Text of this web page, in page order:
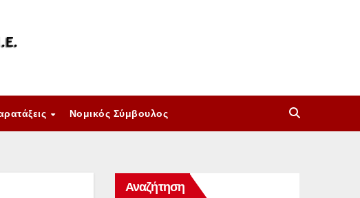
Νομικός Σύμβουλος
Αναζήτηση